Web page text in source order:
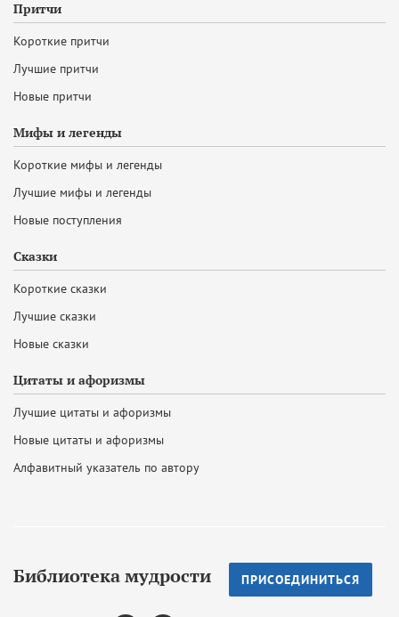
Притчи
Короткие притчи
Лучшие притчи
Новые притчи
Мифы и легенды
Короткие мифы и легенды
Лучшие мифы и легенды
Новые поступления
Сказки
Короткие сказки
Лучшие сказки
Новые сказки
Цитаты и афоризмы
Лучшие цитаты и афоризмы
Новые цитаты и афоризмы
Алфавитный указатель по автору
Библиотека мудрости ПРИСОЕДИНИТЬСЯ